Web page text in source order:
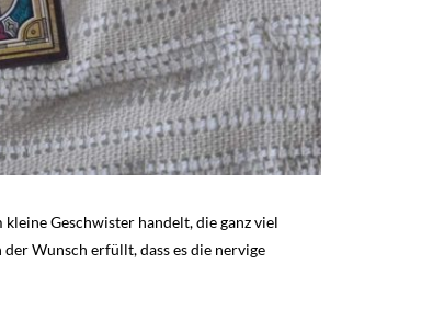
Geschwister handelt, die ganz viel
Wunsch erfüllt, dass es die nervige